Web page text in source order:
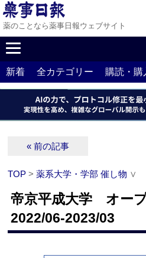
薬のことなら薬事日報ウェブサイト
新着 全カテゴリー 購読・購
« 前の記事
TOP >薬系大学・学部 催し物 ∨
帝京平成大学 オー
2022/06-2023/03